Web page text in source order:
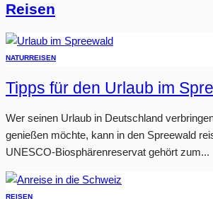
Reisen
NATURREISEN
Tipps für den Urlaub im
Wer seinen Urlaub in Deutschland
genießen möchte, kann in den Spreewald
UNESCO-Biosphärenreservat gehört zum...
REISEN